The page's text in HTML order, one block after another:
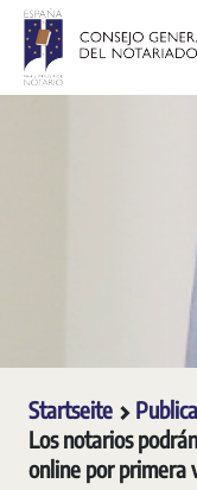
Zum Hauptinhalt springen
Startseite
Los notarios
online por primera